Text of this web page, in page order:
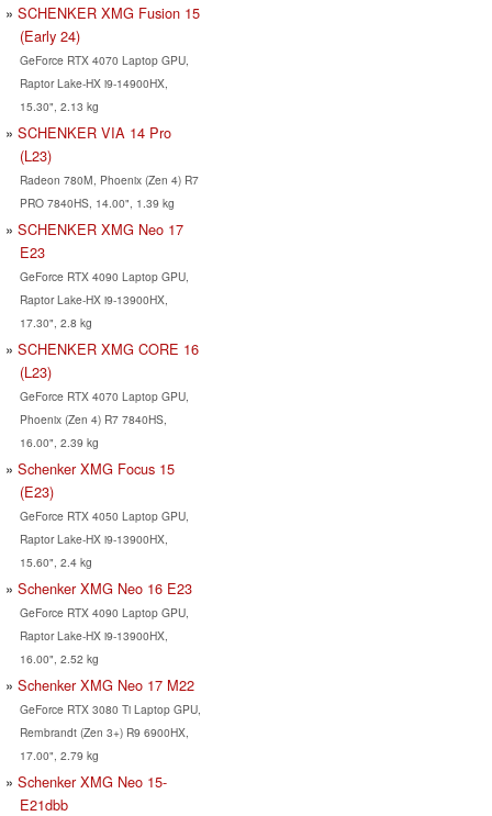
SCHENKER XMG Fusion 15
(Early 24)
GeForce RTX 4070 Laptop GPU,
Raptor Lake-HX i9-14900HX,
15.30", 2.13 kg
SCHENKER VIA 14 Pro
(L23)
Radeon 780M, Phoenix (Zen 4) R7
PRO 7840HS, 14.00", 1.39 kg
SCHENKER XMG Neo 17
E23
GeForce RTX 4090 Laptop GPU,
Raptor Lake-HX i9-13900HX,
17.30", 2.8 kg
SCHENKER XMG CORE 16
(L23)
GeForce RTX 4070 Laptop GPU,
Phoenix (Zen 4) R7 7840HS,
16.00", 2.39 kg
Schenker XMG Focus 15
(E23)
GeForce RTX 4050 Laptop GPU,
Raptor Lake-HX i9-13900HX,
15.60", 2.4 kg
Schenker XMG Neo 16 E23
GeForce RTX 4090 Laptop GPU,
Raptor Lake-HX i9-13900HX,
16.00", 2.52 kg
Schenker XMG Neo 17 M22
GeForce RTX 3080 Ti Laptop GPU,
Rembrandt (Zen 3+) R9 6900HX,
17.00", 2.79 kg
Schenker XMG Neo 15-
E21dbb